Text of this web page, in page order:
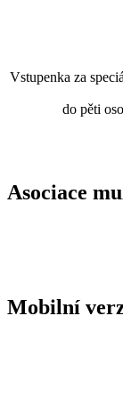
Vstupenka za
do pěti
Asociace
Mobilní